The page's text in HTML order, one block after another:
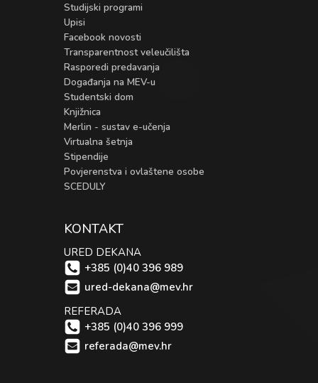
Studijski programi
Upisi
Facebook novosti
Transparentnost veleučilišta
Rasporedi predavanja
Događanja na MEV-u
Studentski dom
Knjižnica
Merlin - sustav e-učenja
Virtualna šetnja
Stipendije
Povjerenstva i ovlaštene osobe
SCEDULY
KONTAKT
URED DEKANA
+385 (0)40 396 989
ured-dekana@mev.hr
REFERADA
+385 (0)40 396 999
referada@mev.hr